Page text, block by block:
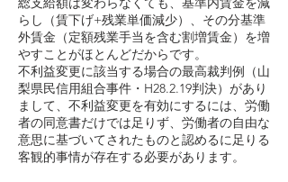
らし（賃下げ+残業単価減少）、その分基準
外賃金（定額残業手当を含む割増賃金）を増
やすことがほとんどだからです。
不利益変更に該当する場合の最高裁判例（山
梨県民信用組合事件・H28.2.19判決）があり
まして、不利益変更を有効にするには、労働
者の同意書だけでは足りず、労働者の自由な
意思に基づいてされたものと認めるに足りる
客観的事情が存在する必要があります。